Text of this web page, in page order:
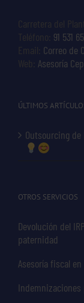
Carretera del
Teléfono: 91 531
Email: Correo de
Web: Asesoría
ÚLTIMOS
Outsourcing de
OTROS SERVICIOS
Devolución del
paternidad
Asesoría fiscal